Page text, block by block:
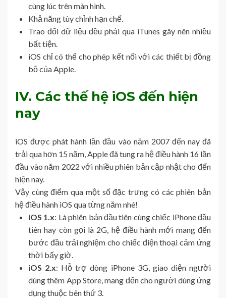
cùng lúc trên màn hình.
Khả năng tùy chỉnh hạn chế.
Trao đổi dữ liệu đều phải qua iTunes gây nên nhiều
bất tiện.
iOS chỉ có thể cho phép kết nối với các thiết bị đồng
bộ của Apple.
IV. Các thế hệ iOS đến hiện
nay
iOS được phát hành lần đầu vào năm 2007 đến nay đã
trải qua hơn 15 năm, Apple đã tung ra hệ điều hành 16 lần
đầu vào năm 2022 với nhiều phiên bản cập nhật cho đến
hiện nay.
Vậy cùng điểm qua một số đặc trưng có các phiên bản
hệ điều hành iOS qua từng năm nhé!
iOS 1.x: Là phiên bản đầu tiên cùng chiếc iPhone đầu
tiên hay còn gọi là 2G, hệ điều hành mới mang đến
bước đầu trải nghiệm cho chiếc điện thoại cảm ứng
thời bấy giờ.
iOS 2.x: Hỗ trợ dòng iPhone 3G, giao diện người
dùng thêm App Store, mang đến cho người dùng ứng
dụng thuộc bên thứ 3.